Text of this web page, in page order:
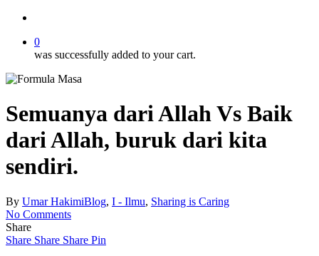
0
was successfully added to your cart.
Semuanya dari Allah Vs Baik
dari Allah, buruk dari kita
sendiri.
By Umar HakimiBlog, I - Ilmu, Sharing is Caring
No Comments
Share
Share Share Share Pin